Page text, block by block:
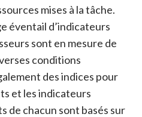
mises à la tâche.
éventail d’indicateurs
sont en mesure de
conditions
des indices pour
et les indicateurs
de chacun sont basés sur